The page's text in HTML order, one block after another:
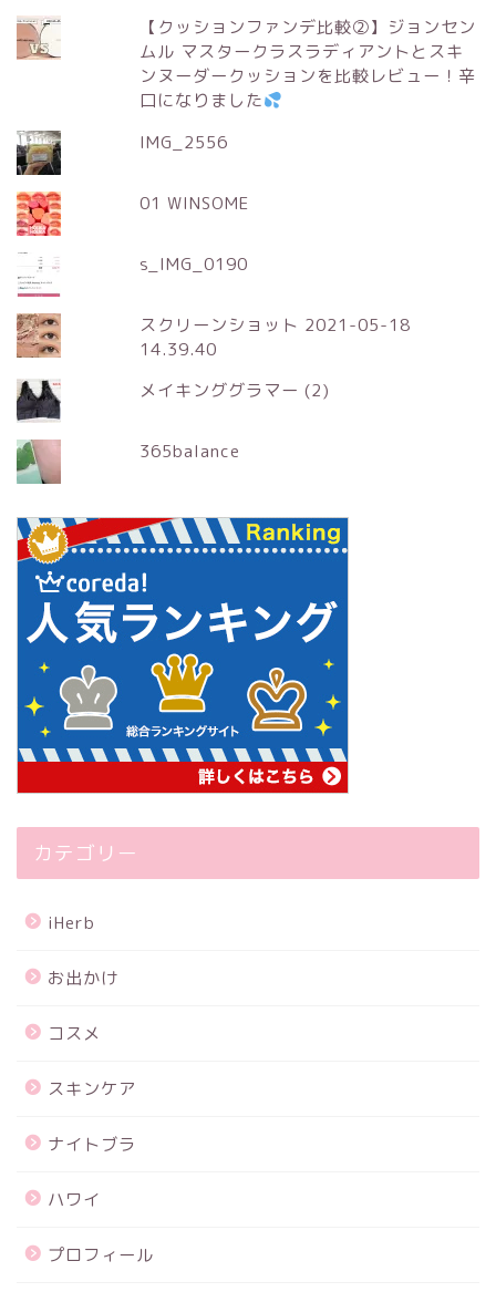
【クッションファンデ比較②】ジョンセン
ムル マスタークラスラディアントとスキ
ンヌーダークッションを比較レビュー！辛
口になりました
IMG_2556
01 WINSOME
s_IMG_0190
スクリーンショット 2021-05-18
14.39.40
メイキンググラマー (2)
365balance
カテゴリー
iHerb
お出かけ
コスメ
スキンケア
ナイトブラ
ハワイ
プロフィール